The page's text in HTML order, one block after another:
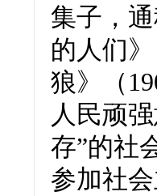
集子，
的人们
狼》（
人民顽
存”的社
参加社